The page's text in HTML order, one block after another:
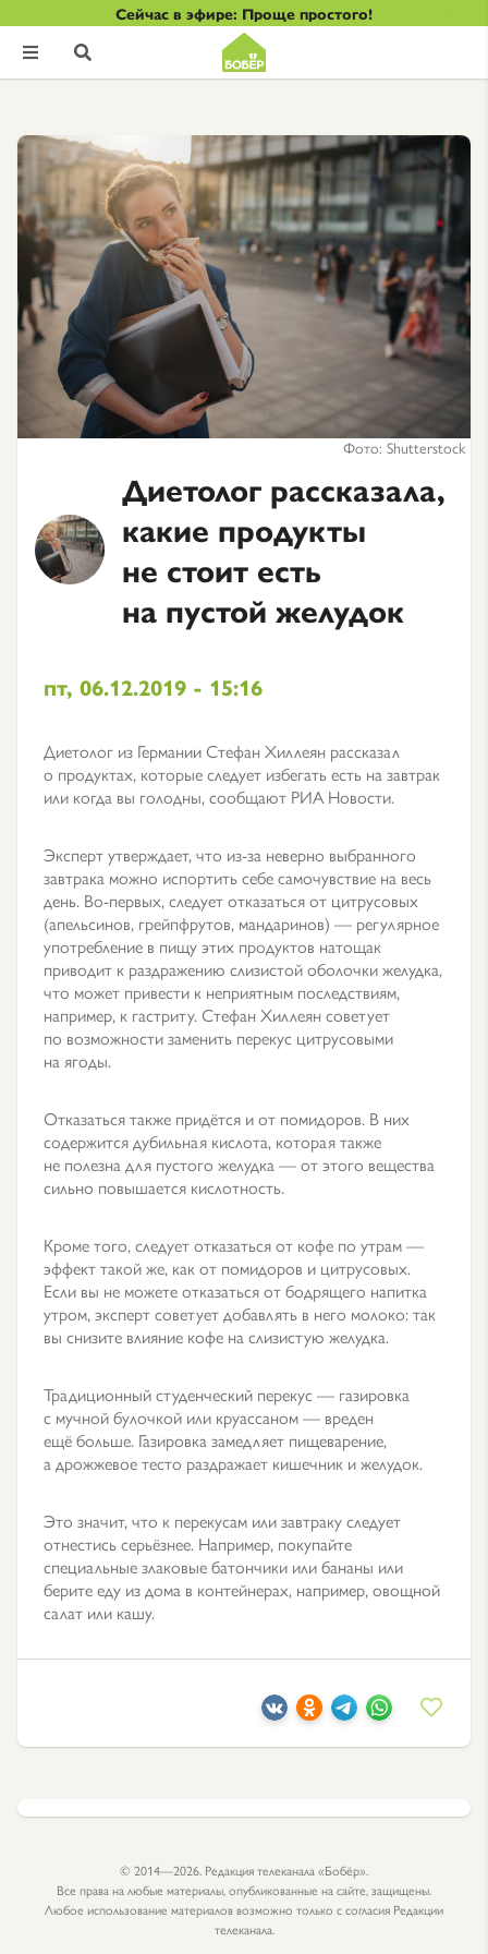
Сейчас в эфире: Проще простого!
 
Фото: Shutterstock
Диетолог рассказала,
какие продукты
не стоит есть
на пустой желудок
пт, 06.12.2019 - 15:16
Диетолог из Германии Стефан Хиллеян рассказал
о продуктах, которые следует избегать есть на завтрак
или когда вы голодны, сообщают РИА Новости.
Эксперт утверждает, что из-за неверно выбранного
завтрака можно испортить себе самочувствие на весь
день. Во-первых, следует отказаться от цитрусовых
(апельсинов, грейпфрутов, мандаринов) — регулярное
употребление в пищу этих продуктов натощак
приводит к раздражению слизистой оболочки желудка,
что может привести к неприятным последствиям,
например, к гастриту. Стефан Хиллеян советует
по возможности заменить перекус цитрусовыми
на ягоды.
Отказаться также придётся и от помидоров. В них
содержится дубильная кислота, которая также
не полезна для пустого желудка — от этого вещества
сильно повышается кислотность.
Кроме того, следует отказаться от кофе по утрам —
эффект такой же, как от помидоров и цитрусовых.
Если вы не можете отказаться от бодрящего напитка
утром, эксперт советует добавлять в него молоко: так
вы снизите влияние кофе на слизистую желудка.
Традиционный студенческий перекус — газировка
с мучной булочкой или круассаном — вреден
ещё больше. Газировка замедляет пищеварение,
а дрожжевое тесто раздражает кишечник и желудок.
Это значит, что к перекусам или завтраку следует
отнестись серьёзнее. Например, покупайте
специальные злаковые батончики или бананы или
берите еду из дома в контейнерах, например, овощной
салат или кашу.
© 2014—2026. Редакция телеканала «Бобёр».
Все права на любые материалы, опубликованные на сайте, защищены.
Любое использование материалов возможно только с согласия Редакции
телеканала.